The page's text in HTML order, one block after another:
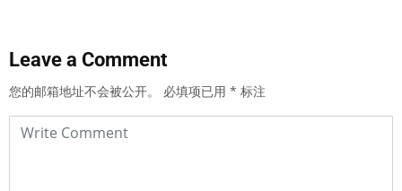
Leave a Comment
您的邮箱地址不会被公开。 必填项已用 * 标注